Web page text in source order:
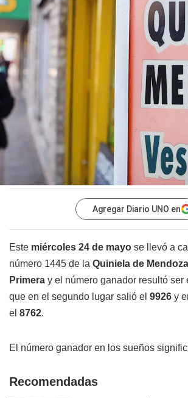
Agregar Diario UNO en
Este miércoles 24 de mayo se llevó a
número 1445 de la Quiniela de Mendoza
Primera y el número ganador resultó ser
que en el segundo lugar salió el 9926 y
el 8762.
El número ganador en los sueños
Recomendadas